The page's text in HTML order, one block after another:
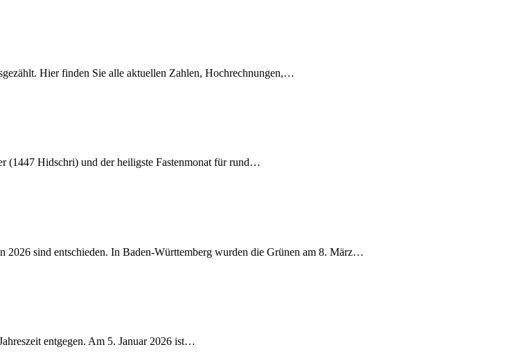
Hier finden Sie alle aktuellen Zahlen, Hochrechnungen,…
(1447 Hidschri) und der heiligste Fastenmonat für rund…
2026 sind entschieden. In Baden-Württemberg wurden die Grünen am 8. März…
entgegen. Am 5. Januar 2026 ist…